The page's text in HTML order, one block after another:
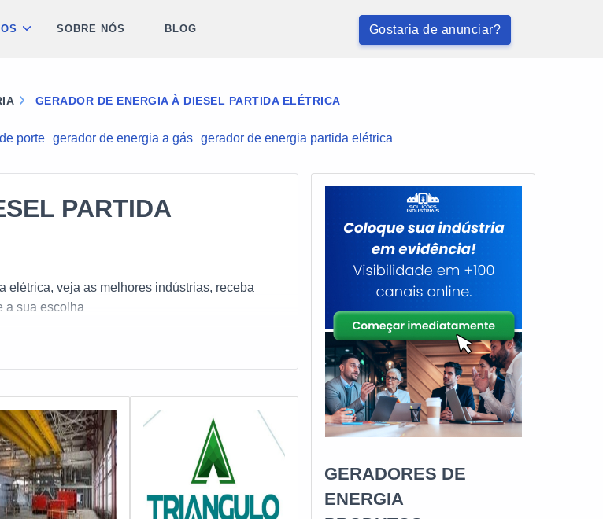
Gostaria de anunciar?
SOBRE NÓS BLOG
GERADOR DE ENERGIA À DIESEL PARTIDA ELÉTRICA
porte gerador de energia a gás gerador de energia partida elétrica
PARTIDA
elétrica, veja as melhores indústrias, receba
a sua escolha
GERADORES DE
ENERGIA